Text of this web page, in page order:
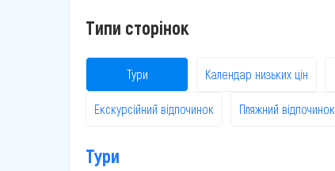
Типи сторінок
Тури Календар низьких цін
Екскурсійний відпочинок Пляжний відпочинок
Тури